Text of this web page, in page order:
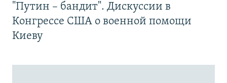
"Путин – бандит". Дискуссии в
Конгрессе США о военной помощи
Киеву